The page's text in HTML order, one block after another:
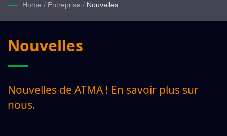
Home / Entreprise / Nouvelles
Nouvelles
Nouvelles de ATMA ! En savoir plus sur
nous.